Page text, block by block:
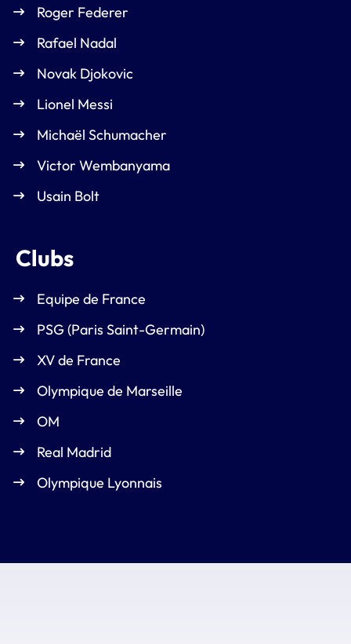
Roger Federer
Rafael Nadal
Novak Djokovic
Lionel Messi
Michaël Schumacher
Victor Wembanyama
Usain Bolt
Clubs
Equipe de France
PSG (Paris Saint-Germain)
XV de France
Olympique de Marseille
OM
Real Madrid
Olympique Lyonnais